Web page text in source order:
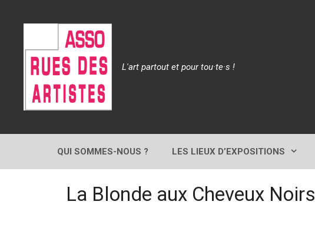
L'art partout et pour tou·te·s !
QUI SOMMES-NOUS ? LES LIEUX D’EXPOSITIONS
La Blonde aux Cheveux Noirs